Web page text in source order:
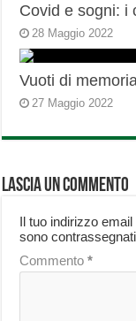
Covid e sogni: i
28 Maggio 2022
Vuoti di
27 Maggio 2022
Lascia un commento
Il tuo indirizzo
sono
Commento*